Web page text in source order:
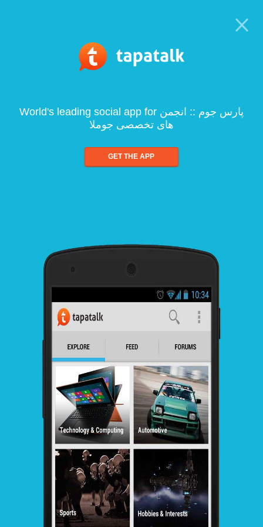
World's leading social app for پارس جوم :: انجمن
های تخصصی جوملا
GET THE APP